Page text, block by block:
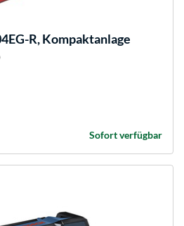
R, Kompaktanlage
Sofort verfügbar